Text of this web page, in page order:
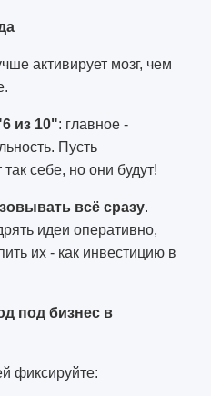
активирует мозг, чем
из 10": главное -
Пусть
себе, но они будут!
всё сразу.
идеи оперативно,
их - как инвестицию в
под бизнес в
фиксируйте: